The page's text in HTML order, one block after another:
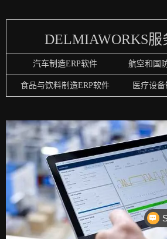
DELMIAWORKS服
汽车制造ERP软件 航空和国
食品与饮料制造ERP软件 医疗设